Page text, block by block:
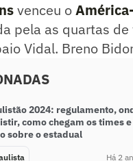
venceu o
pela as quartas de
Vidal. Breno
2024: regulamento,
como chegam os times e
sobre o estadual
Há 2